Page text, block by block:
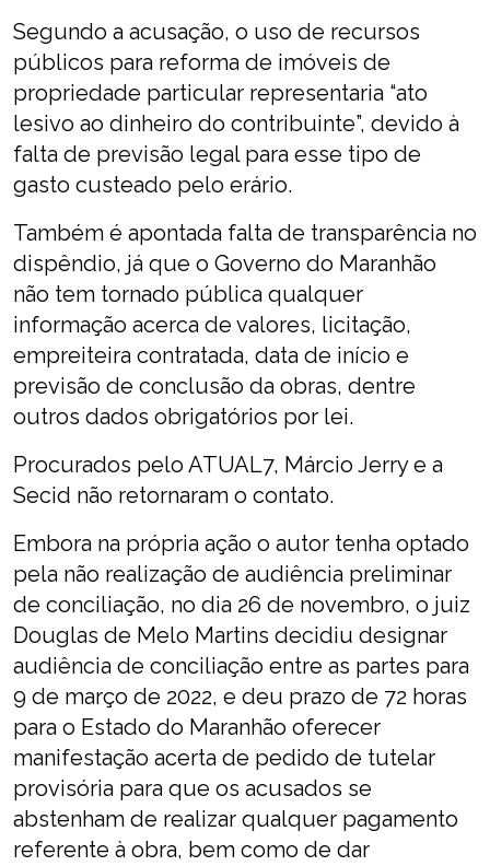
Segundo a acusação, o uso de recursos
públicos para reforma de imóveis de
propriedade particular representaria “ato
lesivo ao dinheiro do contribuinte”, devido à
falta de previsão legal para esse tipo de
gasto custeado pelo erário.
Também é apontada falta de transparência no
dispêndio, já que o Governo do Maranhão
não tem tornado pública qualquer
informação acerca de valores, licitação,
empreiteira contratada, data de início e
previsão de conclusão da obras, dentre
outros dados obrigatórios por lei.
Procurados pelo ATUAL7, Márcio Jerry e a
Secid não retornaram o contato.
Embora na própria ação o autor tenha optado
pela não realização de audiência preliminar
de conciliação, no dia 26 de novembro, o juiz
Douglas de Melo Martins decidiu designar
audiência de conciliação entre as partes para
9 de março de 2022, e deu prazo de 72 horas
para o Estado do Maranhão oferecer
manifestação acerta de pedido de tutelar
provisória para que os acusados se
abstenham de realizar qualquer pagamento
referente à obra, bem como de dar